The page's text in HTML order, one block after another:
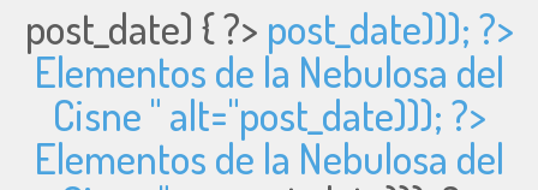
post_date) { ?> post_date))); ?>
Elementos de la Nebulosa del
Cisne " alt="post_date))); ?>
Elementos de la Nebulosa del